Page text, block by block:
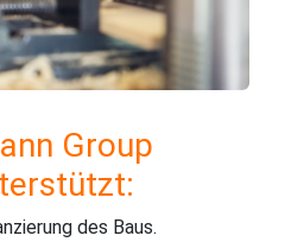
Group
des Baus.